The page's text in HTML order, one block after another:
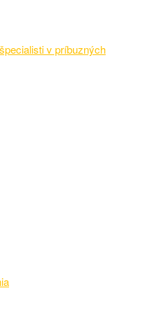
v príbuzných